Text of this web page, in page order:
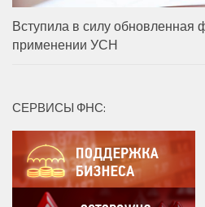
Вступила в силу
применении УСН
СЕРВИСЫ ФНС: